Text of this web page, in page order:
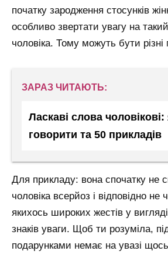
початку зародження стосунків
особливо звертати увагу на
чоловіка. Тому можуть бути
ЗАРАЗ ЧИТАЮТЬ:
Ласкаві слова чоловікові:
говорити та 50 прикладів
Для прикладу: вона спочатку не
чоловіка всерйоз і відповідно не
якихось широких жестів у
знаків уваги. Щоб ти розуміла,
подарунками немає на увазі